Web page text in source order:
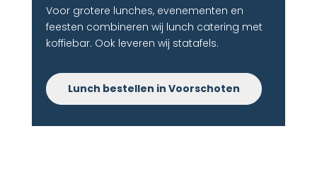
Voor grotere lunches, evenementen en
feesten combineren wij lunch catering met
koffiebar. Ook leveren wij statafels.
Lunch bestellen in Voorschoten